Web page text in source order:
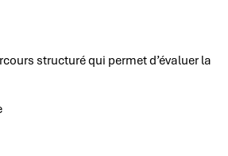
structuré qui permet d’évaluer la